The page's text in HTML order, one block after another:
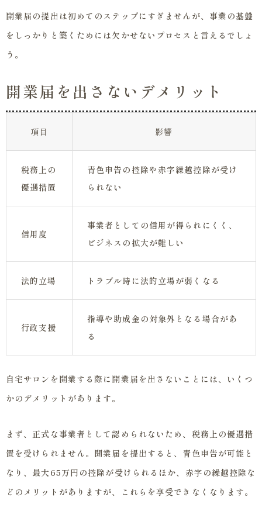
開業届の提出は初めてのステップにすぎませんが、事業の基盤
をしっかりと築くためには欠かせないプロセスと言えるでしょ
う。
開業届を出さないデメリット
項目 影響
税務上の
優遇措置
青色申告の控除や赤字繰越控除が受け
られない
信用度
事業者としての信用が得られにくく、
ビジネスの拡大が難しい
法的立場 トラブル時に法的立場が弱くなる
行政支援
指導や助成金の対象外となる場合があ
る
自宅サロンを開業する際に開業届を出さないことには、いくつ
かのデメリットがあります。
まず、正式な事業者として認められないため、税務上の優遇措
置を受けられません。開業届を提出すると、青色申告が可能と
なり、最大65万円の控除が受けられるほか、赤字の繰越控除な
どのメリットがありますが、これらを享受できなくなります。